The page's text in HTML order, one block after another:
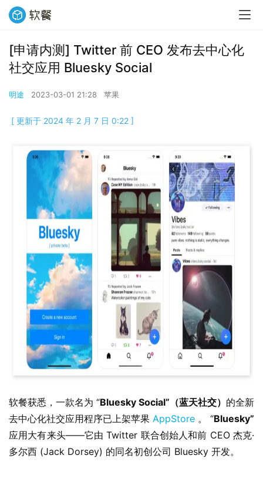
[申请内测] Twitter 前 CEO 发布去中心化
社交应用 Bluesky Social
明途 2023-03-01 21:28 苹果
[ 更新于 2024 年 2 月 7 日 0:22 ]
软餐获悉，一款名为 “Bluesky Social”（蓝天社交） 的全新
去中心化社交应用程序已上架苹果 AppStore 。 “Bluesky”
应用大有来头——它由 Twitter 联合创始人和前 CEO 杰克·
多尔西 (Jack Dorsey) 的同名初创公司 Bluesky 开发。